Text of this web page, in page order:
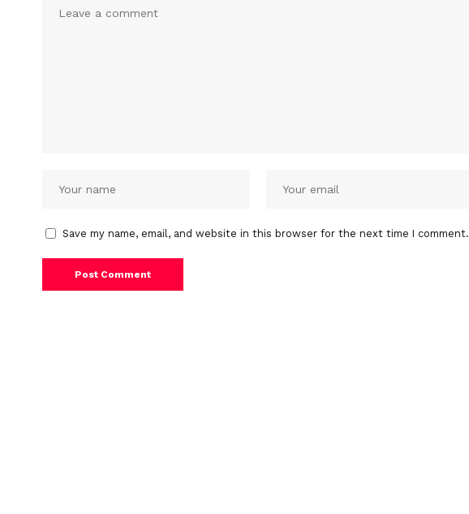
Save my name, email, and website in this browser for the next time I comment.